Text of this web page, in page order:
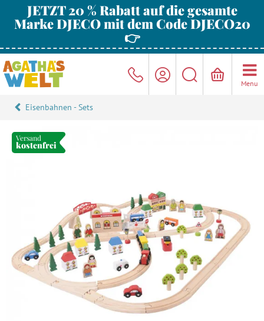
JETZT 20 % Rabatt auf die gesamte
Marke DJECO mit dem Code DJECO20
👉
Menu
Eisenbahnen - Sets
Versand
kostenfrei